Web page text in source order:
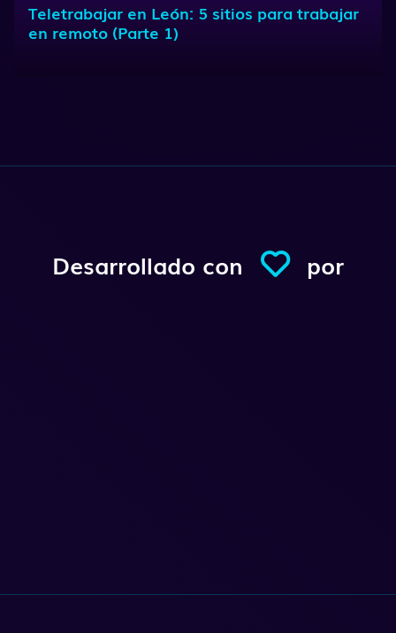
Teletrabajar en León: 5 sitios para trabajar
en remoto (Parte 1)
Desarrollado con por